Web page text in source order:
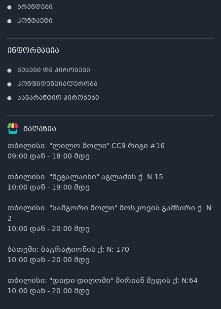
ბრენდები
კონტაქტი
ინფორმაცია
წესები და პირობები
კონფიდენციალურობა
საგარანტიო პირობები
მაღაზია
თბილისი: "ლილო მოლი" CC9 რიგი #16
09:00 დან - 18:00 მდე
თბილისი: "მეგალაინი" აგლაძის ქ: N:15
10:00 დან - 19:00 მდე
თბილისი: "სამგორი მოლი" მოსკოვის გამზირი ქ: N:
2
10:00 დან - 20:00 მდე
ბათუმი: ბაგრატიონის ქ: N: 170
10:00 დან - 20:00 მდე
თბილისი: "დიდი დიღომი" მირიან მეფის ქ: N:64
10:00 დან - 20:00 მდე